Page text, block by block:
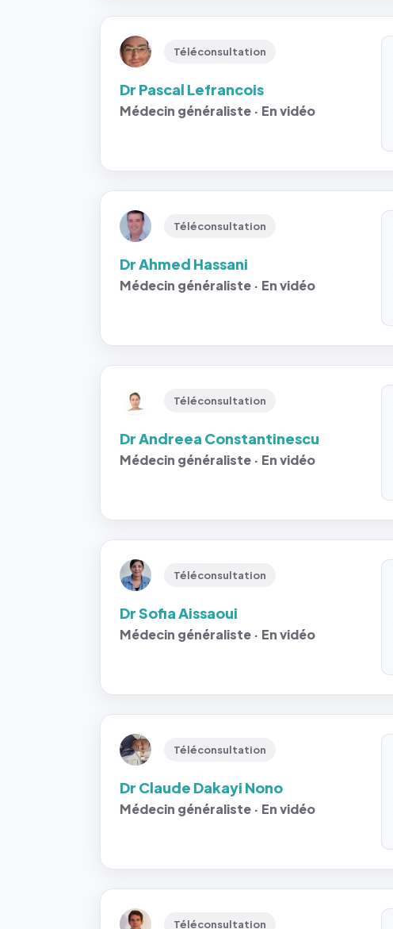
Téléconsultation
Dr Pascal Lefrancois
Médecin généraliste · En vidéo
Téléconsultation
Dr Ahmed Hassani
Médecin généraliste · En vidéo
Téléconsultation
Dr Andreea Constantinescu
Médecin généraliste · En vidéo
Téléconsultation
Dr Sofia Aissaoui
Médecin généraliste · En vidéo
Téléconsultation
Dr Claude Dakayi Nono
Médecin généraliste · En vidéo
Téléconsultation